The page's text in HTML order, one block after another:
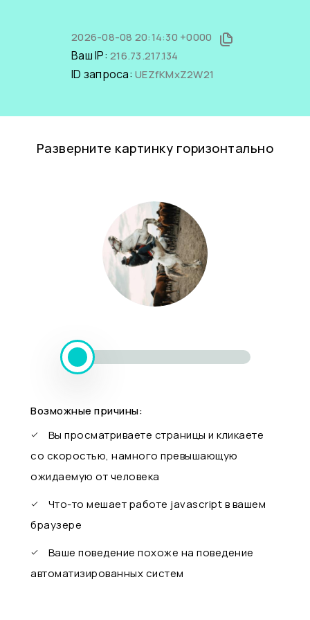
2026-08-08 20:14:30 +0000
Ваш IP: 216.73.217.134
ID запроса: UEZfKMxZ2W21
Разверните картинку горизонтально
Возможные причины:
Вы просматриваете страницы и кликаете
со скоростью, намного превышающую
ожидаемую от человека
Что-то мешает работе javascript в вашем
браузере
Ваше поведение похоже на поведение
автоматизированных систем